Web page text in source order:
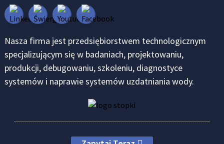
Nasza firma jest przedsiębiorstwem technologicznym
specjalizującym się w badaniach, projektowaniu,
produkcji, debugowaniu, szkoleniu, diagnostyce
systemów i naprawie systemów uzdatniania wody.